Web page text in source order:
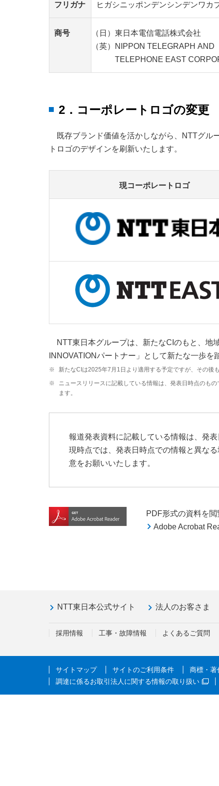
フリガナ ヒガシニッポンデンシンデンワカ
商号
（日）東日本電信電話株式会社
（英）NIPPON TELEGRAPH AND
TELEPHONE EAST
2．コーポレートロゴの変更
既存ブランド価値を活かしながら、NTTグル
トロゴのデザインを刷新いたします。
現コーポレートロゴ
NTT東日本グループは、新たなCIのもと、地
INNOVATIONパートナー」として新たな一歩
※
新たなCIは2025年7月1日より適用する予定ですが、その後
※
ニュースリリースに記載している情報は、発表日時点のも
ます。
報道発表資料に記載している情報は、発
現時点では、発表日時点での情報と異な
意をお願いいたします。
PDF形式の資料を
Adobe Acrobat
NTT東日本公式サイト 法人のお客さま
採用情報 工事・故障情報 よくあるご質問
サイトマップ サイトのご利用条件
商標・著
調達に係るお取引法人に関する情報の取り扱い